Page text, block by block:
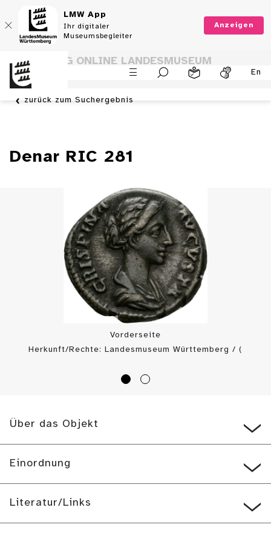
LMW App
Ihr digitaler
Museumsbegleiter
Anzeigen
En
SAMMLUNG ONLINE LANDESMUSEUM
WÜRTTEMBERG
zurück zum Suchergebnis
Denar RIC 281
Vorderseite
Herkunft/Rechte: Landesmuseum Württemberg / (
Über das Objekt
Einordnung
Literatur/Links